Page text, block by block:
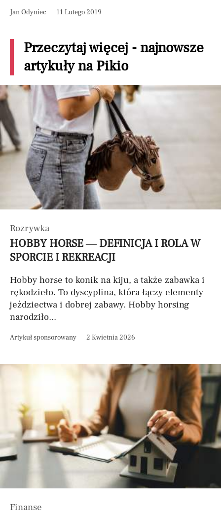
Jan Odyniec 11 Lutego 2019
Przeczytaj więcej - najnowsze
artykuły na Pikio
Rozrywka
HOBBY HORSE — DEFINICJA I ROLA W
SPORCIE I REKREACJI
Hobby horse to konik na kiju, a także zabawka i
rękodzieło. To dyscyplina, która łączy elementy
jeździectwa i dobrej zabawy. Hobby horsing
narodziło...
Artykuł sponsorowany 2 Kwietnia 2026
Finanse